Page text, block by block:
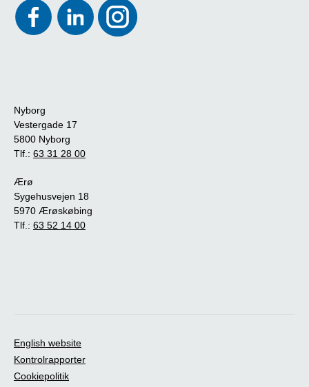
Nyborg
Vestergade 17
5800 Nyborg
Tlf.: 63 31 28 00
Ærø
Sygehusvejen 18
5970 Ærøskøbing
Tlf.: 63 52 14 00
English website
Kontrolrapporter
Cookiepolitik